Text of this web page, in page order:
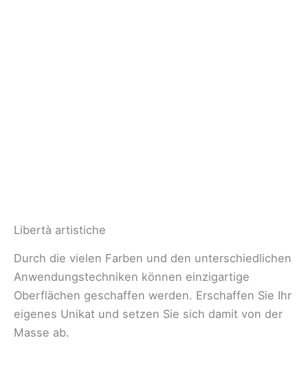
Libertà artistiche
Durch die vielen Farben und den unterschiedlichen
Anwendungstechniken können einzigartige
Oberflächen geschaffen werden. Erschaffen Sie Ihr
eigenes Unikat und setzen Sie sich damit von der
Masse ab.